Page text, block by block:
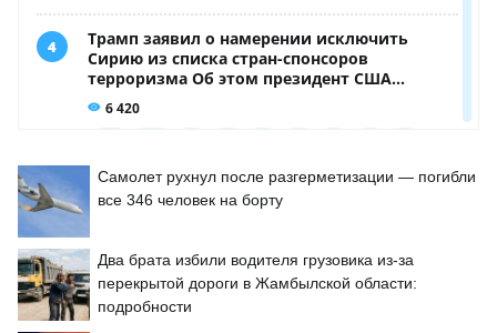
Самолет рухнул после разгерметизации — погибли
все 346 человек на борту
Два брата избили водителя грузовика из-за
перекрытой дороги в Жамбылской области:
подробности